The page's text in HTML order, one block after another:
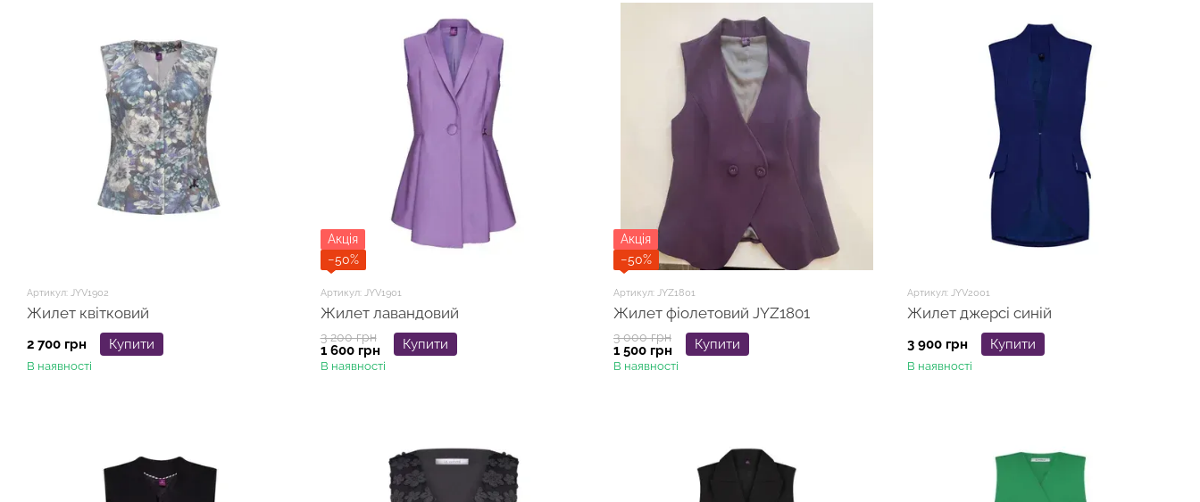
Артикул: JYV1902
Жилет квітковий
2 700 грн Купити
В наявності
Акція
−50%
Артикул: JYV1901
Жилет лавандовий
3 200 грн
1 600 грн Купити
В наявності
Акція
−50%
Артикул: JYZ1801
Жилет фіолетовий JYZ1801
3 000 грн
1 500 грн Купити
В наявності
Артикул: JYV2001
Жилет джерсі синій
3 900 грн Купити
В наявності